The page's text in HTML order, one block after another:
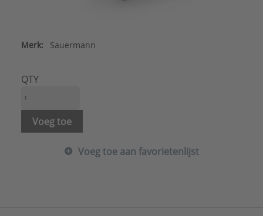
Merk: Sauermann
QTY
Voeg toe
Voeg toe aan favorietenlijst